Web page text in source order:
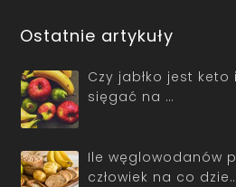
Ostatnie artykuły
Czy jabłko jest
sięgać na …
Ile węglowodanów
człowiek na co dzie…